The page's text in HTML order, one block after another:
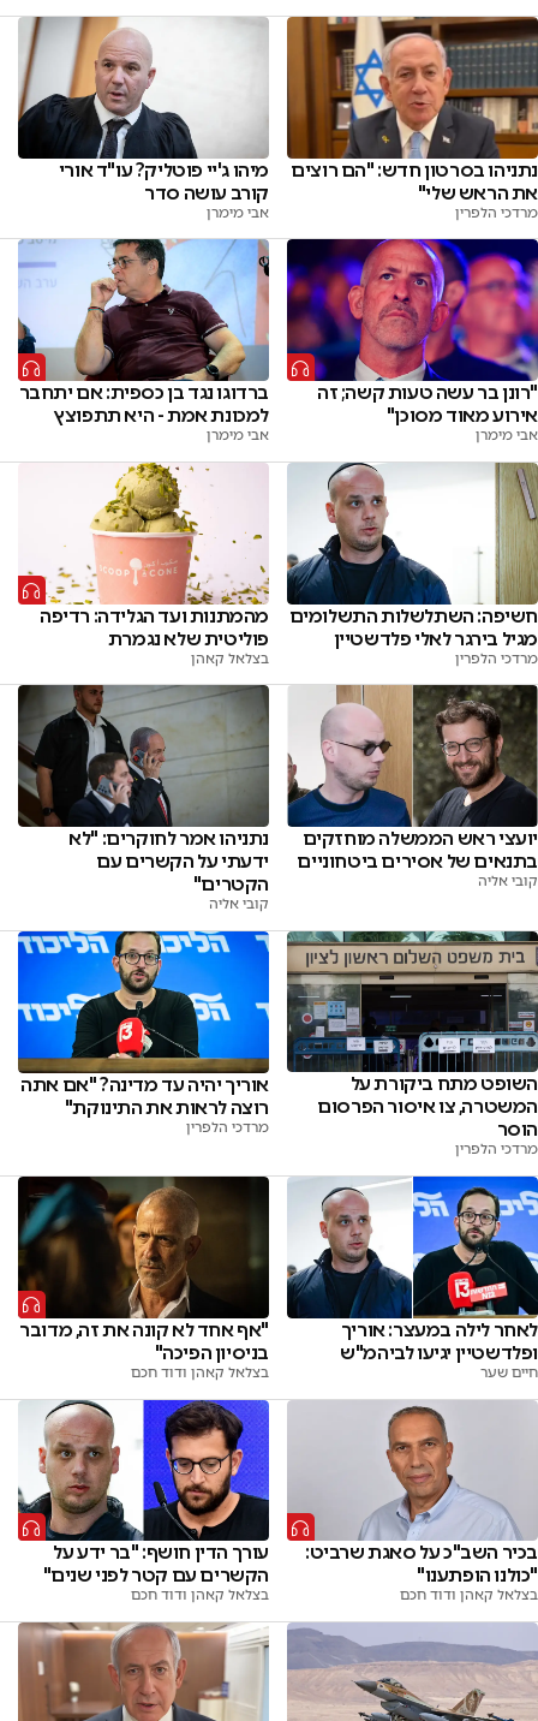
נתניהו בסרטון חדש: "הם רוצים
את הראש שלי"
מרדכי הלפרין
מיהו ג'יי פוטליק? עו"ד אורי
קורב עושה סדר
אבי מימרן
"רונן בר עשה טעות קשה; זה
אירוע מאוד מסוכן"
אבי מימרן
ברדוגו נגד בן כספית: אם יתחבר
למכונת אמת - היא תתפוצץ
אבי מימרן
חשיפה: השתלשלות התשלומים
מגיל בירגר לאלי פלדשטיין
מרדכי הלפרין
מהמתנות ועד הגלידה: רדיפה
פוליטית שלא נגמרת
בצלאל קאהן
יועצי ראש הממשלה מוחזקים
בתנאים של אסירים ביטחוניים
קובי אליה
נתניהו אמר לחוקרים: "לא
ידעתי על הקשרים עם
הקטרים"
קובי אליה
השופט מתח ביקורת על
המשטרה, צו איסור הפרסום
הוסר
מרדכי הלפרין
אוריך יהיה עד מדינה? "אם אתה
רוצה לראות את התינוקת"
מרדכי הלפרין
לאחר לילה במעצר: אוריך
ופלדשטיין יגיעו לביהמ"ש
חיים שער
"אף אחד לא קונה את זה, מדובר
בניסיון הפיכה"
בצלאל קאהן ודוד חכם
בכיר השב"כ על סאגת שרביט:
"כולנו הופתענו"
בצלאל קאהן ודוד חכם
עורך הדין חושף: "בר ידע על
הקשרים עם קטר לפני שנים"
בצלאל קאהן ודוד חכם